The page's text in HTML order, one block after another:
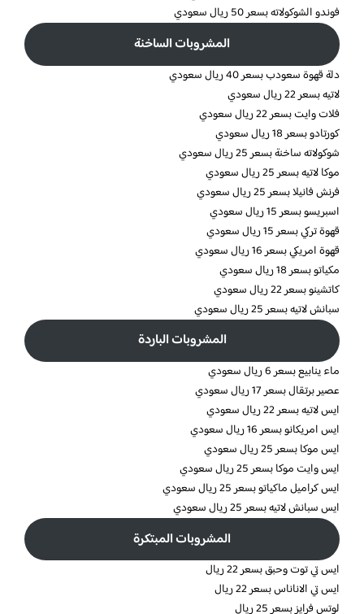
فوندو الشوكولاته بسعر 50 ريال سعودي
المشروبات الساخنة
دلة قهوة سعودب بسعر 40 ريال سعودي
لاتيه بسعر 22 ريال سعودي
فلات وايت بسعر 22 ريال سعودي
كورتادو بسعر 18 ريال سعودي
شوكولاته ساخنة بسعر 25 ريال سعودي
موكا لاتيه بسعر 25 ريال سعودي
فرنش فانيلا بسعر 25 ريال سعودي
اسبريسو بسعر 15 ريال سعودي
قهوة تركي بسعر 15 ريال سعودي
قهوة امريكي بسعر 16 ريال سعودي
مكياتو بسعر 18 ريال سعودي
كاتشينو بسعر 22 ريال سعودي
سبانش لاتيه بسعر 25 ريال سعودي
المشروبات الباردة
ماء ينابيع بسعر 6 ريال سعودي
عصير برتقال بسعر 17 ريال سعودي
ايس لاتيه بسعر 22 ريال سعودي
ايس امريكانو بسعر 16 ريال سعودي
ايس موكا بسعر 25 ريال سعودي
ايس وايت موكا بسعر 25 ريال سعودي
ايس كراميل ماكياتو بسعر 25 ريال سعودي
ايس سبانش لاتيه بسعر 25 ريال سعودي
المشروبات المبتكرة
ايس تي توت وحبق بسعر 22 ريال
ايس تي الاناناس بسعر 22 ريال
لوتس فرايز بسعر 25 ريال